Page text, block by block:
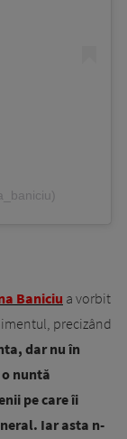
Baniciu a vorbit
precizând
dar nu în
nuntă
pe care îi
Iar asta n-